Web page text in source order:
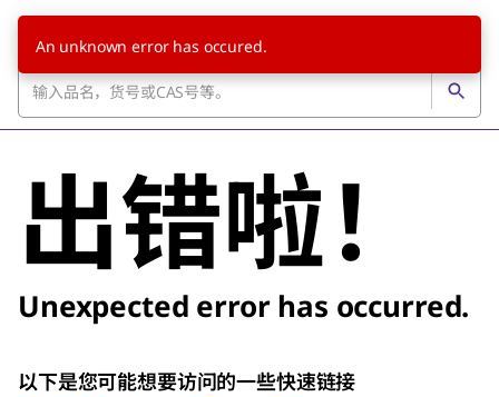
出错啦！
Unexpected error has occurred.
以下是您可能想要访问的一些快速链接
An unknown error has occured.